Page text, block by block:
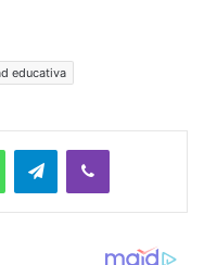
educativa
WhatsAppTelegramViber